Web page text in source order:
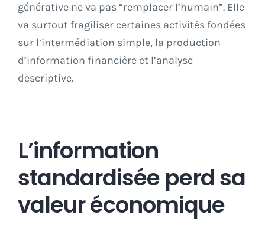
générative ne va pas “remplacer l’humain”. Elle
va surtout fragiliser certaines activités fondées
sur l’intermédiation simple, la production
d’information financière et l’analyse
descriptive.
L’information
standardisée perd sa
valeur économique